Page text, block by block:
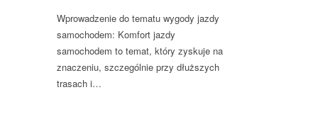
Wprowadzenie do tematu wygody jazdy
samochodem: Komfort jazdy
samochodem to temat, który zyskuje na
znaczeniu, szczególnie przy dłuższych
trasach i…